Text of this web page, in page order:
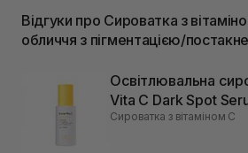
Відгуки про Сироватка з
обличчя з пігментацією/постакне
Освітлювальна
Vita C Dark Spot
Сироватка з вітаміном С